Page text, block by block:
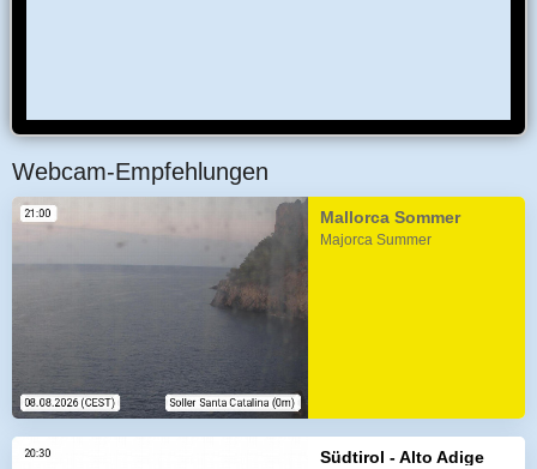
Webcam-Empfehlungen
Mallorca Sommer
Majorca Summer
Südtirol - Alto Adige